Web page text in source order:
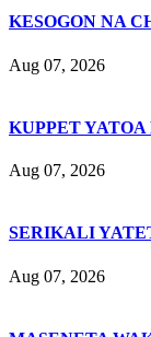
KESOGON NA
Aug 07, 2026
KUPPET YATOA
Aug 07, 2026
SERIKALI
Aug 07, 2026